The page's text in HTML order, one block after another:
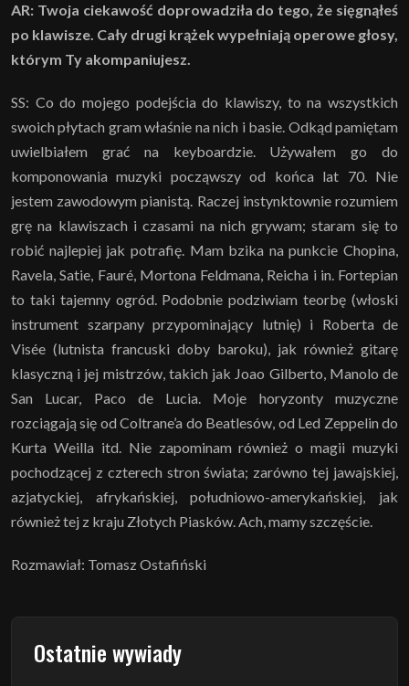
AR: Twoja ciekawość doprowadziła do tego, że sięgnąłeś
po klawisze. Cały drugi krążek wypełniają operowe głosy,
którym Ty akompaniujesz.
SS: Co do mojego podejścia do klawiszy, to na wszystkich
swoich płytach gram właśnie na nich i basie. Odkąd pamiętam
uwielbiałem grać na keyboardzie. Używałem go do
komponowania muzyki począwszy od końca lat 70. Nie
jestem zawodowym pianistą. Raczej instynktownie rozumiem
grę na klawiszach i czasami na nich grywam; staram się to
robić najlepiej jak potrafię. Mam bzika na punkcie Chopina,
Ravela, Satie, Fauré, Mortona Feldmana, Reicha i in. Fortepian
to taki tajemny ogród. Podobnie podziwiam teorbę (włoski
instrument szarpany przypominający lutnię) i Roberta de
Visée (lutnista francuski doby baroku), jak również gitarę
klasyczną i jej mistrzów, takich jak Joao Gilberto, Manolo de
San Lucar, Paco de Lucia. Moje horyzonty muzyczne
rozciągają się od Coltrane’a do Beatlesów, od Led Zeppelin do
Kurta Weilla itd. Nie zapominam również o magii muzyki
pochodzącej z czterech stron świata; zarówno tej jawajskiej,
azjatyckiej, afrykańskiej, południowo-amerykańskiej, jak
również tej z kraju Złotych Piasków. Ach, mamy szczęście.
Rozmawiał: Tomasz Ostafiński
Ostatnie wywiady